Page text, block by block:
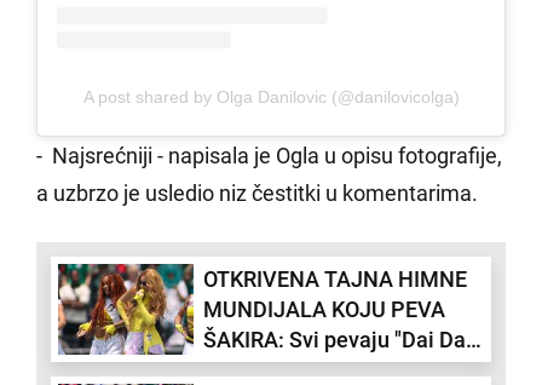
A post shared by Olga Danilovic (@danilovicolga)
- Najsrećniji - napisala je Ogla u opisu fotografije,
a uzbrzo je usledio niz čestitki u komentarima.
OTKRIVENA TAJNA HIMNE
MUNDIJALA KOJU PEVA
ŠAKIRA: Svi pevaju "Dai Dai",
a niko ne zna šta znači